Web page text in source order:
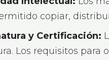
copiar,
y Certificación:
Los requisitos para